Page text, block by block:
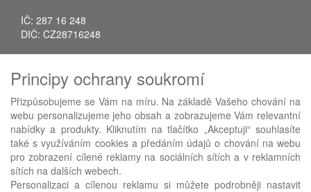
IČ: 287 16 248
DIČ: CZ28716248
Fax: +420 483 034 590
E-mail:info@avistrade.cz
Web:www.avistrade.cz
Používáme ABRA eShop- nejlepší řešení e-commerce pro náš
Principy ochrany soukromí
Přizpůsobujeme se Vám na míru. Na základě Vašeho chování na
webu personalizujeme jeho obsah a zobrazujeme Vám relevantní
nabídky a produkty. Kliknutím na tlačítko „Akceptuji“ souhlasíte
také s využíváním cookies a předáním údajů o chování na webu
pro zobrazení cílené reklamy na sociálních sítích a v reklamních
sítích na dalších webech.
Personalizaci a cílenou reklamu si můžete podrobněji nastavit